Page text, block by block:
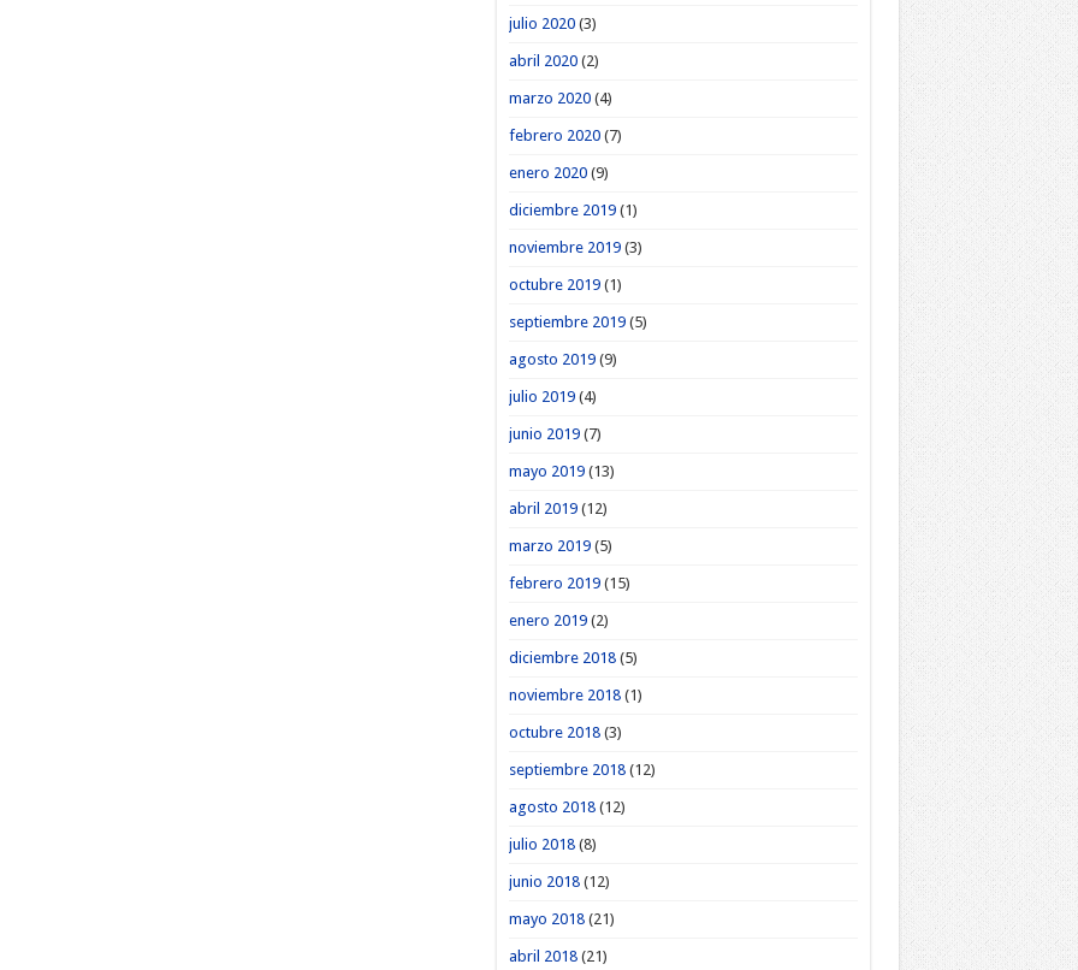
julio 2020(3)
abril 2020(2)
marzo 2020(4)
febrero 2020(7)
enero 2020(9)
diciembre 2019(1)
noviembre 2019(3)
octubre 2019(1)
septiembre 2019(5)
agosto 2019(9)
julio 2019(4)
junio 2019(7)
mayo 2019(13)
abril 2019(12)
marzo 2019(5)
febrero 2019(15)
enero 2019(2)
diciembre 2018(5)
noviembre 2018(1)
octubre 2018(3)
septiembre 2018(12)
agosto 2018(12)
julio 2018(8)
junio 2018(12)
mayo 2018(21)
abril 2018(21)